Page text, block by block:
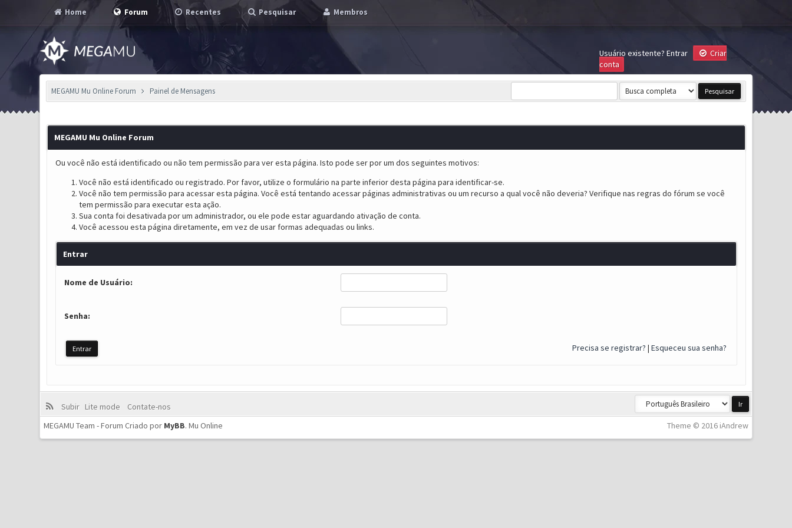
Home Forum Recentes Pesquisar Membros
Usuário existente? Entrar
Criar
conta
MEGAMU Mu Online Forum Painel de Mensagens
MEGAMU Mu Online Forum
Ou você não está identificado ou não tem permissão para ver esta página. Isto pode ser por um dos seguintes motivos:
Você não está identificado ou registrado. Por favor, utilize o formulário na parte inferior desta página para identificar-se.
Você não tem permissão para acessar esta página. Você está tentando acessar páginas administrativas ou um recurso a qual você não deveria? Verifique nas regras do fórum se você
tem permissão para executar esta ação.
Sua conta foi desativada por um administrador, ou ele pode estar aguardando ativação de conta.
Você acessou esta página diretamente, em vez de usar formas adequadas ou links.
Entrar
Nome de Usuário:
Senha:
Precisa se registrar? | Esqueceu sua senha?
Subir Lite mode
Contate-nos
Theme © 2016 iAndrew
MEGAMU Team - Forum Criado por MyBB.Mu Online